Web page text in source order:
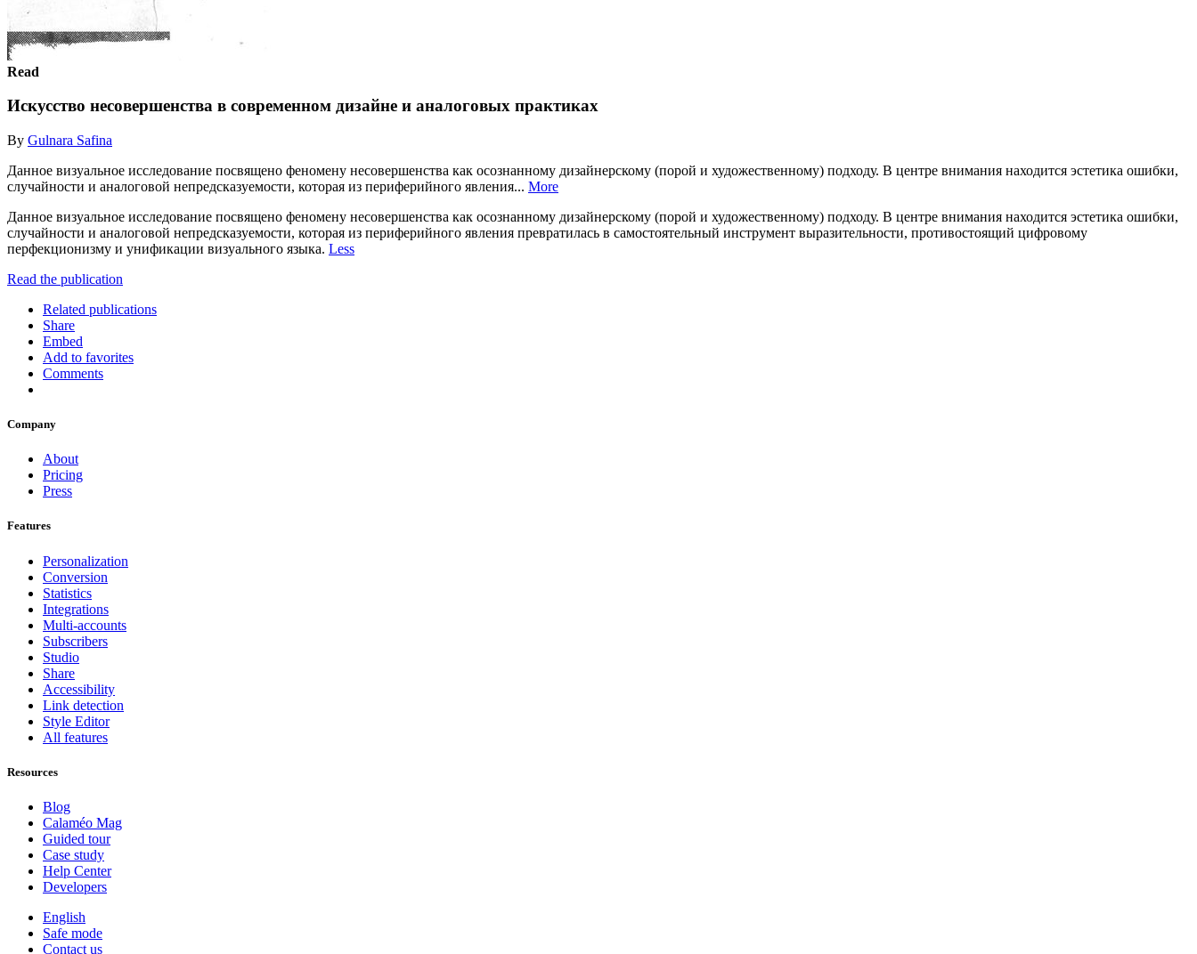
Read
Искусство несовершенства в современном дизайне и аналоговых практиках
By Gulnara Safina
Данное визуальное исследование посвящено феномену несовершенства как осознанному дизайнерскому (порой и художественному) подходу. В центре внимания находится эстетика ошибки,
случайности и аналоговой непредсказуемости, которая из периферийного явления... More
Данное визуальное исследование посвящено феномену несовершенства как осознанному дизайнерскому (порой и художественному) подходу. В центре внимания находится эстетика ошибки,
случайности и аналоговой непредсказуемости, которая из периферийного явления превратилась в самостоятельный инструмент выразительности, противостоящий цифровому
перфекционизму и унификации визуального языка. Less
Read the publication
Related publications
Share
Embed
Add to favorites
Comments
Company
About
Pricing
Press
Features
Personalization
Conversion
Statistics
Integrations
Multi-accounts
Subscribers
Studio
Share
Accessibility
Link detection
Style Editor
All features
Resources
Blog
Calaméo Mag
Guided tour
Case study
Help Center
Developers
English
Safe mode
Contact us